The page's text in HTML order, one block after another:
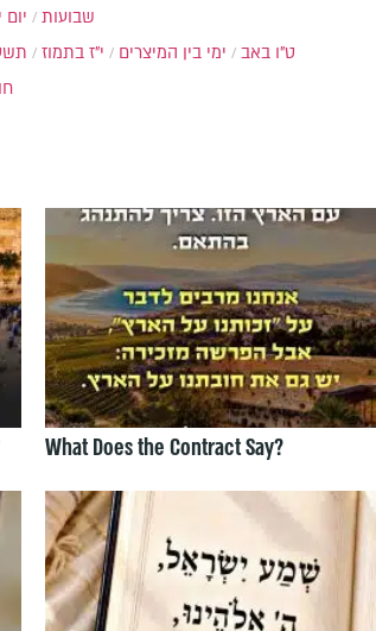
יום
שבועות
ימי בין המיצרים
י"ז בתמוז
ט"ו באב
What Does the Contract Say?